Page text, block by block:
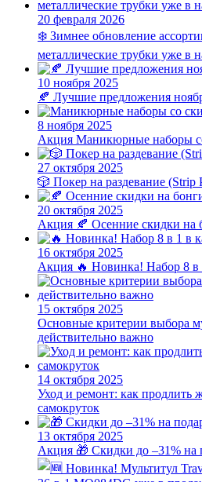
20 февраля 2026
❄️ Зимнее обновление
металлические трубки уже в
10 ноября 2025
🍂 Лучшие предложения
8 ноября 2025
Акция Маникюрные наборы
27 октября 2025
🎲 Покер на раздевание (Strip
20 октября 2025
Акция 🍂 Осенние скидки
16 октября 2025
Акция 🔥 Новинка! Набор 8
15 октября 2025
Основные критерии выбора
действительно важно
14 октября 2025
Уход и ремонт: как продлить
самокруток
13 октября 2025
Акция 🎁 Скидки до –31% на